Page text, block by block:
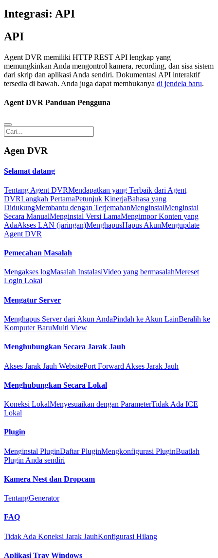
Integrasi: API
API
Agent DVR memiliki HTTP REST API lengkap yang
memungkinkan Anda mengontrol kamera, recording, dan sisa sistem
dari skrip dan aplikasi Anda sendiri. Dokumentasi API interaktif
tersedia di bawah. Anda juga dapat membukanya di jendela baru.
Agent DVR Panduan Pengguna
Agen DVR
Selamat datang
Tentang Agent DVRMendapatkan yang Terbaik dari Agent
DVRLangkah PertamaPetunjuk KinerjaBahasa yang
DidukungMembantu dengan TerjemahanMenginstalMenginstal
Secara ManualMenginstal Versi LamaMengimpor Konten yang
AdaAkses LAN (jaringan)MenghapusHapus AkunMengupdate
Agent DVR
Pemecahan Masalah
Mengakses logMasalah InstalasiVideo yang bermasalahMereset
Login Lokal
Mengatur Server
Menghapus Server dari Akun AndaPindah ke Akun LainBeralih ke
Komputer BaruMulti View
Menghubungkan Secara Jarak Jauh
Akses Jarak Jauh WebsitePort Forward Akses Jarak Jauh
Menghubungkan Secara Lokal
Koneksi LokalMenyesuaikan dengan ParameterTidak Ada ICE
Lokal
Plugin
Menginstal PluginDaftar PluginMengkonfigurasi PluginBuatlah
Plugin Anda sendiri
Kamera Nest dan Dropcam
TentangGenerator
FAQ
Tidak Ada Koneksi Jarak JauhKonfigurasi Hilang
Aplikasi Tray Windows